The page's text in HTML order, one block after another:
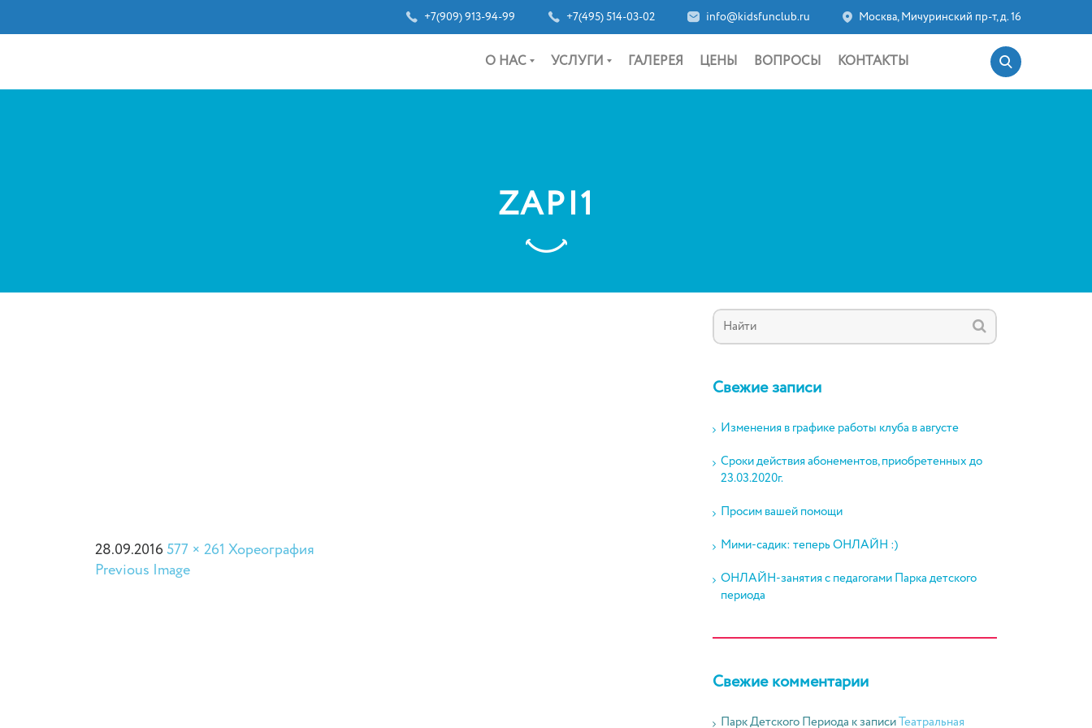
+7(909) 913-94-99 +7(495) 514-03-02 info@kidsfunclub.ru Москва, Мичуринский пр-т, д. 16
О НАС УСЛУГИ ГАЛЕРЕЯ ЦЕНЫ ВОПРОСЫ КОНТАКТЫ
ZAPI1
28.09.2016 577 × 261 Хореография
Previous Image
Свежие записи
Изменения в графике работы клуба в августе
Сроки действия абонементов, приобретенных до
23.03.2020г.
Просим вашей помощи
Мими-садик: теперь ОНЛАЙН :)
ОНЛАЙН-занятия с педагогами Парка детского
периода
Свежие комментарии
Парк Детского Периода к записиТеатральная